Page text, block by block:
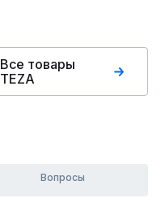
Все товары
TEZA
Вопросы